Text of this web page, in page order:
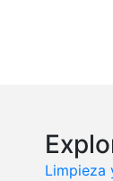
Limpieza